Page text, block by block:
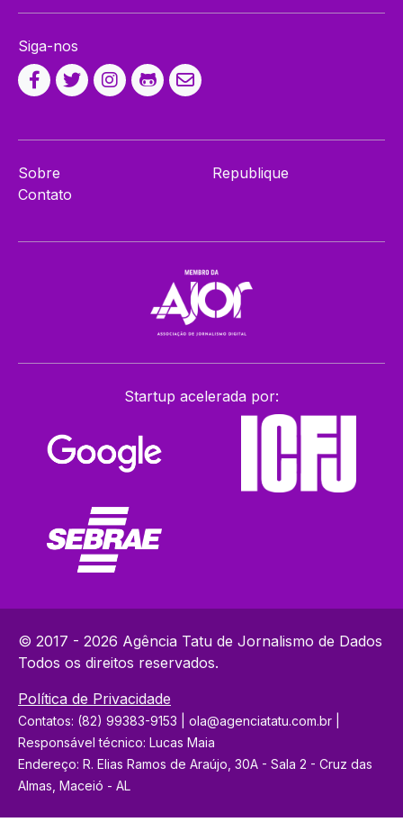
Siga-nos
Sobre
Contato
Republique
Startup acelerada por:
© 2017 - 2026 Agência Tatu de Jornalismo de Dados
Todos os direitos reservados.
Política de Privacidade
Contatos: (82) 99383-9153 | ola@agenciatatu.com.br |
Responsável técnico: Lucas Maia
Endereço: R. Elias Ramos de Araújo, 30A - Sala 2 - Cruz das
Almas, Maceió - AL